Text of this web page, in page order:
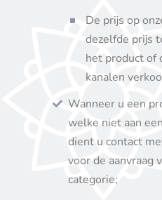
De prijs op
dezelfde prijs
het product of
kanalen
Wanneer u een
welke niet aan
dient u contact
voor de aanvraag
categorie;